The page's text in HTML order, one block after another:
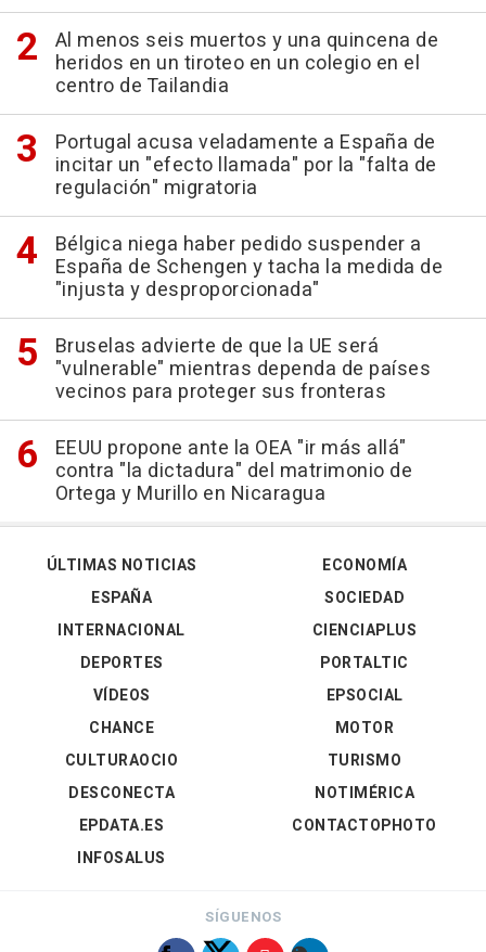
Al menos seis muertos y una quincena de
heridos en un tiroteo en un colegio en el
centro de Tailandia
Portugal acusa veladamente a España de
incitar un "efecto llamada" por la "falta de
regulación" migratoria
Bélgica niega haber pedido suspender a
España de Schengen y tacha la medida de
"injusta y desproporcionada"
Bruselas advierte de que la UE será
"vulnerable" mientras dependa de países
vecinos para proteger sus fronteras
EEUU propone ante la OEA "ir más allá"
contra "la dictadura" del matrimonio de
Ortega y Murillo en Nicaragua
ÚLTIMAS NOTICIAS
ESPAÑA
INTERNACIONAL
DEPORTES
VÍDEOS
ECONOMÍA
SOCIEDAD
CIENCIAPLUS
PORTALTIC
EPSOCIAL
CHANCE
CULTURAOCIO
DESCONECTA
EPDATA.ES
INFOSALUS
MOTOR
TURISMO
NOTIMÉRICA
CONTACTOPHOTO
SÍGUENOS